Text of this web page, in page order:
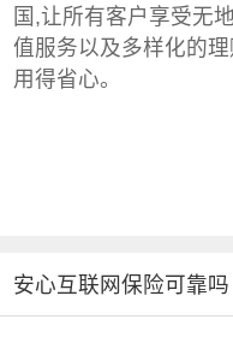
国,让所有客户享受无
值服务以及多样化的
用得省心。
安心互联网保险可靠吗